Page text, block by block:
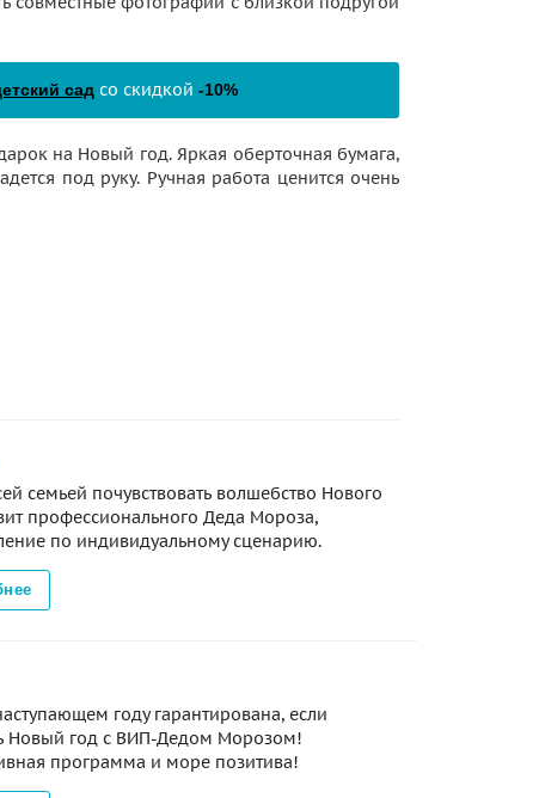
сад со скидкой -10%
на Новый год. Яркая оберточная бумага,
под руку. Ручная работа ценится очень
семьей почувствовать волшебство Нового
профессионального Деда Мороза,
по индивидуальному сценарию.
году гарантирована, если
Новый год с ВИП-Дедом Морозом!
программа и море позитива!